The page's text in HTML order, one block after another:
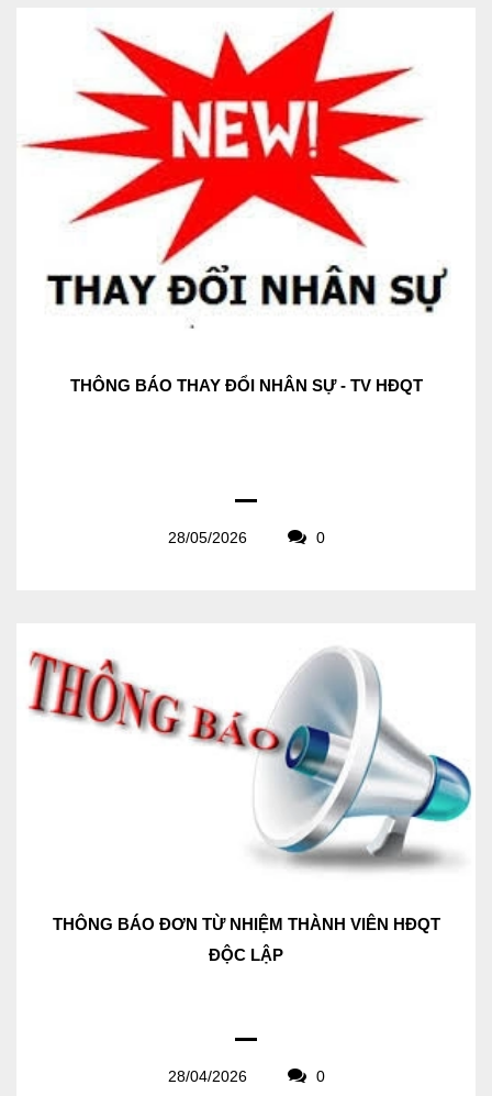
THÔNG BÁO THAY ĐỔI NHÂN SỰ - TV HĐQT
28/05/2026 0
THÔNG BÁO ĐƠN TỪ NHIỆM THÀNH VIÊN HĐQT
ĐỘC LẬP
28/04/2026 0